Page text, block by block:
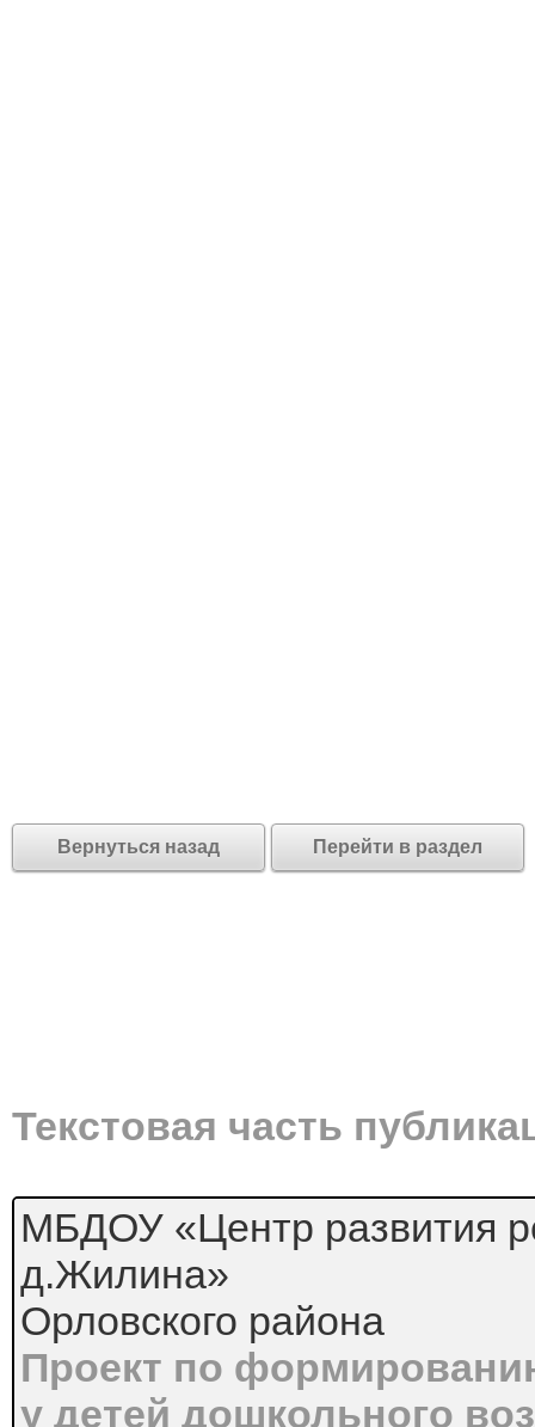
Вернуться назад Перейти в раздел
Текстовая часть
МБДОУ «Центр развития
д.Жилина»
Орловского района
Проект по
у детей дошкольного